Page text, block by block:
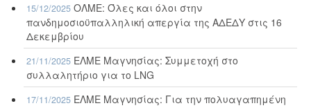
15/12/2025 ΟΛΜΕ: Όλες και όλοι στην
πανδημοσιοϋπαλληλική απεργία της ΑΔΕΔΥ στις 16
Δεκεμβρίου
21/11/2025 ΕΛΜΕ Μαγνησίας: Συμμετοχή στο
συλλαλητήριο για το LNG
17/11/2025 ΕΛΜΕ Μαγνησίας: Για την πολυαγαπημένη